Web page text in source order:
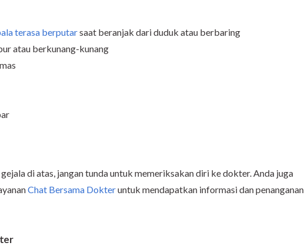
terasa berputarsaat beranjak dari duduk atau berbaring
atau berkunang-kunang
di atas, jangan tunda untuk memeriksakan diri ke dokter. Anda juga
Chat Bersama Dokteruntuk mendapatkan informasi dan penanganan